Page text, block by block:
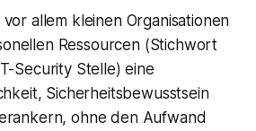
allem kleinen Organisationen
Ressourcen (Stichwort
Security Stelle) eine
Sicherheitsbewusstsein
ohne den Aufwand